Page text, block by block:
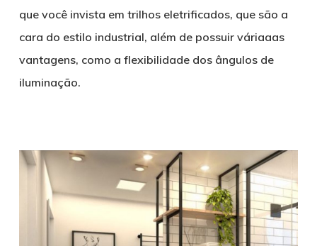
que você invista em trilhos eletrificados, que são a
cara do estilo industrial, além de possuir váriaaas
vantagens, como a flexibilidade dos ângulos de
iluminação.